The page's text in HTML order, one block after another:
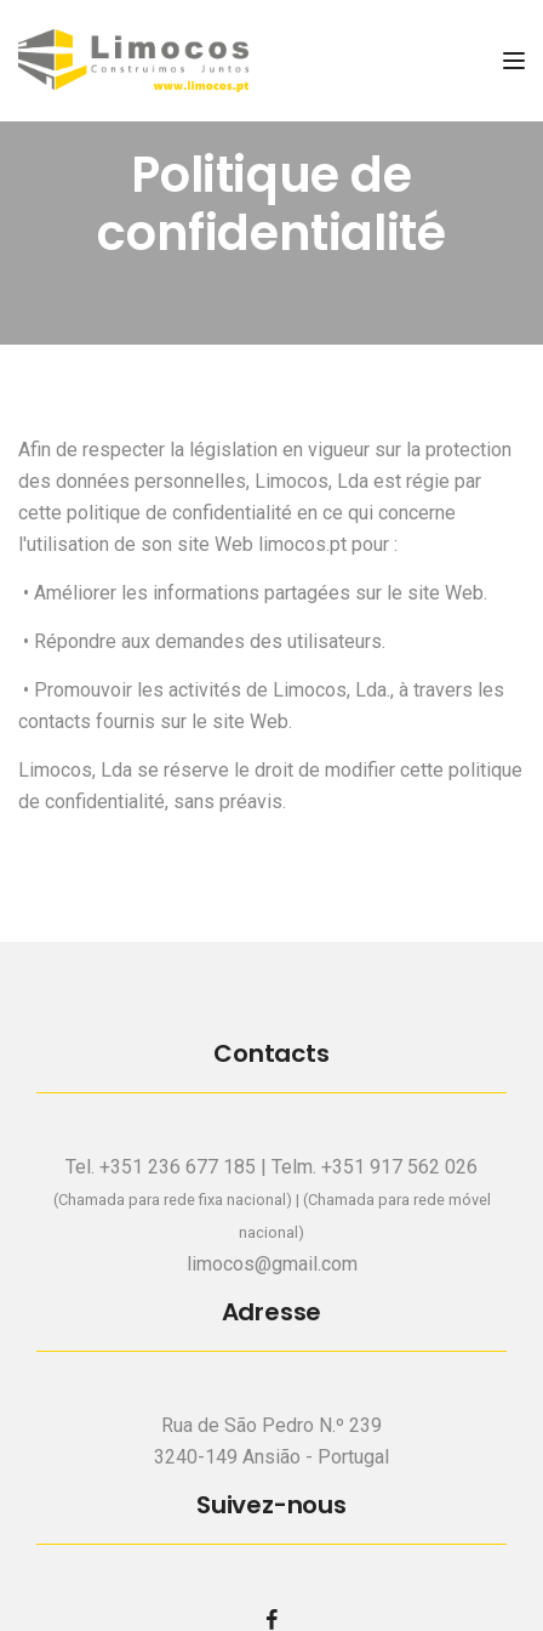
Politique de
confidentialité
Afin de respecter la législation en vigueur sur la protection
des données personnelles, Limocos, Lda est régie par
cette politique de confidentialité en ce qui concerne
l'utilisation de son site Web limocos.pt pour :
• Améliorer les informations partagées sur le site Web.
• Répondre aux demandes des utilisateurs.
• Promouvoir les activités de Limocos, Lda., à travers les
contacts fournis sur le site Web.
Limocos, Lda se réserve le droit de modifier cette politique
de confidentialité, sans préavis.
Contacts
Tel. +351 236 677 185 | Telm. +351 917 562 026
(Chamada para rede fixa nacional) | (Chamada para rede móvel
nacional)
limocos@gmail.com
Adresse
Rua de São Pedro N.º 239
3240-149 Ansião - Portugal
Suivez-nous